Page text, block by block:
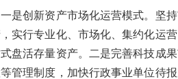
一是创新资产市场化运营模式。坚
实行专业化、市场化、集约化运
盘活存量资产。二是完善科技成
管理制度，加快行政事业单位待